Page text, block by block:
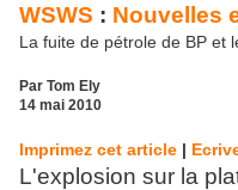
WSWS : Nouvelles
La fuite de pétrole de BP et
Par Tom Ely
14 mai 2010
Imprimez cet article |
L'explosion sur la